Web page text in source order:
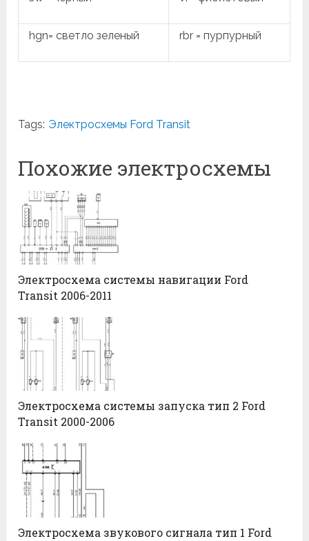
hgn= светло зеленый rbr = пурпурный
Tags: Электросхемы Ford Transit
Похожие электросхемы
Электросхема системы навигации Ford
Transit 2006-2011
Электросхема системы запуска тип 2 Ford
Transit 2000-2006
Электросхема звукового сигнала тип 1 Ford